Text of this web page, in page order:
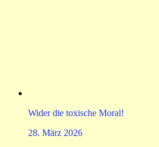
Wider die toxische Moral!
28. März 2026